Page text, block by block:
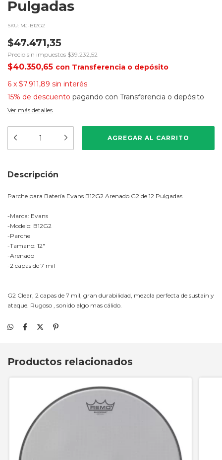
Pulgadas
SKU: MJ-B12G2
$47.471,35
Precio sin impuestos $39.232,52
$40.350,65 con Transferencia o depósito
6 x $7.911,89 sin interés
15% de descuento pagando con Transferencia o depósito
Ver más detalles
Descripción
Parche para Batería Evans B12G2 Arenado G2 de 12 Pulgadas
-Marca: Evans
-Modelo: B12G2
-Parche
-Tamano: 12"
-Arenado
-2 capas de 7 mil
G2 Clear, 2 capas de 7 mil, gran durabilidad, mezcla perfecta de sustain y
ataque. Rugoso , sonido algo mas cálido.
Productos relacionados